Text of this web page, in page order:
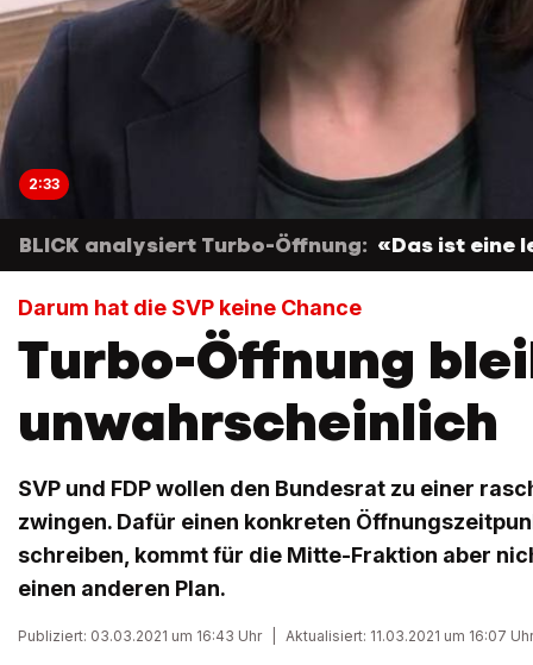
2:33
BLICK analysiert Turbo-Öffnung: «Das ist eine
Darum hat die SVP keine Chance
Turbo-Öffnung
unwahrscheinlich
SVP und FDP wollen den Bundesrat zu einer
zwingen. Dafür einen konkreten
schreiben, kommt für die Mitte-Fraktion aber
einen anderen Plan.
Publiziert: 03.03.2021 um 16:43 Uhr Aktualisiert: 11.03.2021 um 16:07 Uhr